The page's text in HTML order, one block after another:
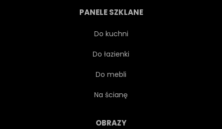
DACHÓWKA
MARYNARKA
PROJEKTOWAĆ
PANELE SZKLANE
Do kuchni
Do łazienki
Do mebli
Na ścianę
OBRAZY